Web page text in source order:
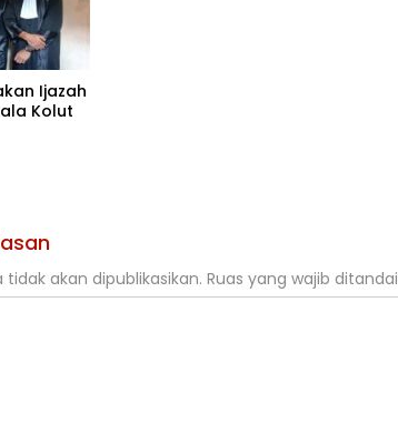
Ijazah
Kolut
akan dipublikasikan. Ruas yang wajib ditandai